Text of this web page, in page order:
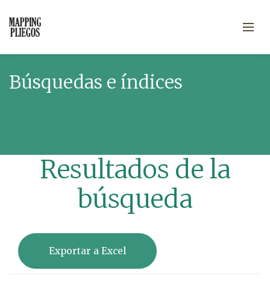
Búsquedas e índices
Resultados de la
búsqueda
Exportar a Excel